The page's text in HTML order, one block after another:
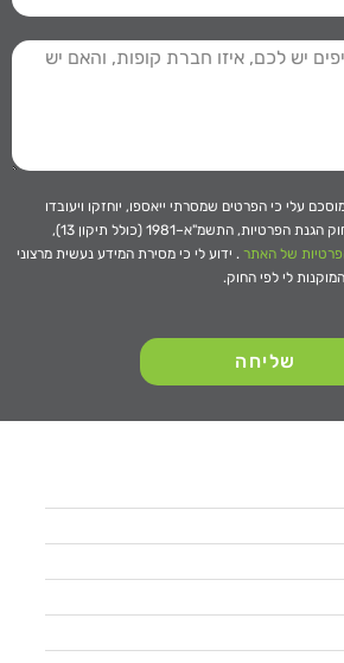
עלי כי הפרטים שמסרתי ייאספו, יוחזקו ויעובדו
במאגר מידע בהתאם להוראות חוק הגנת הפרטיות, התשמ"א–1981 (כולל תיקון 13),
של האתר . ידוע לי כי מסירת המידע נעשית מרצוני
לי לפי החוק.
שליחה